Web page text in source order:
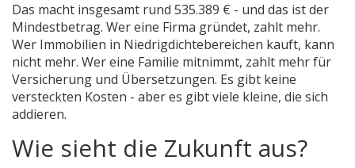
Das macht insgesamt rund 535.389 € - und das ist der
Mindestbetrag. Wer eine Firma gründet, zahlt mehr.
Wer Immobilien in Niedrigdichtebereichen kauft, kann
nicht mehr. Wer eine Familie mitnimmt, zahlt mehr für
Versicherung und Übersetzungen. Es gibt keine
versteckten Kosten - aber es gibt viele kleine, die sich
addieren.
Wie sieht die Zukunft aus?